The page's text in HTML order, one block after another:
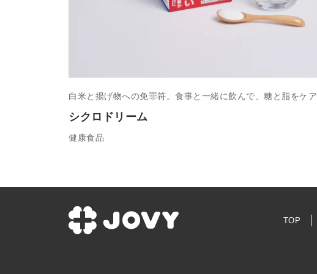
シクロドリーム
白米と揚げ物への免罪符。食事と一緒に飲んで、糖と脂をケア
健康食品
TOP